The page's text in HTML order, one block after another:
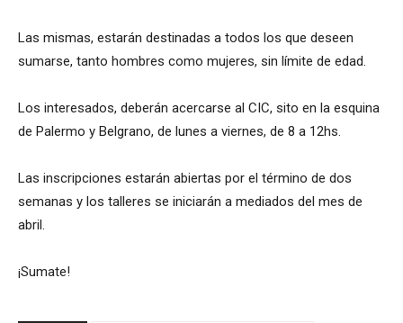
Las mismas, estarán destinadas a todos los que deseen
sumarse, tanto hombres como mujeres, sin límite de edad.
Los interesados, deberán acercarse al CIC, sito en la esquina
de Palermo y Belgrano, de lunes a viernes, de 8 a 12hs.
Las inscripciones estarán abiertas por el término de dos
semanas y los talleres se iniciarán a mediados del mes de
abril.
¡Sumate!